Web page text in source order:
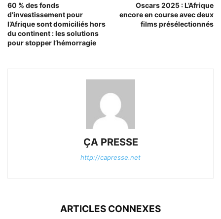
60 % des fonds
d’investissement pour
l’Afrique sont domiciliés hors
du continent : les solutions
pour stopper l’hémorragie
Oscars 2025 : L’Afrique
encore en course avec deux
films présélectionnés
ÇA PRESSE
http://capresse.net
ARTICLES CONNEXES